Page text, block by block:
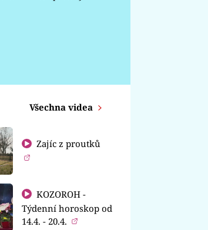
Všechna videa
Zajíc z proutků
KOZOROH -
Týdenní horoskop od
14.4. - 20.4.